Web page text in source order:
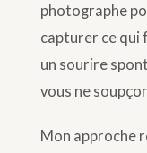
photographe
capturer ce qui
un sourire
vous ne
Mon approche